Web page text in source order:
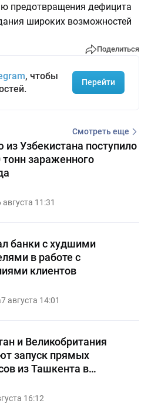
предотвращения дефицита
широких возможностей
Поделиться
, чтобы
Перейти
Смотреть еще
из Узбекистана поступило
тонн зараженного
августа 11:31
банки с худшими
в работе с
клиентов
7 августа 14:01
и Великобритания
запуск прямых
из Ташкента в
16:12